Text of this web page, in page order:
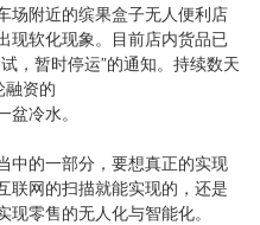
场附近的缤果盒子无人便利店
现软化现象。目前店内货品已
，暂时停运”的通知。持续数天
融资的
冷水。
中的一部分，要想真正的实现
联网的扫描就能实现的，还是
零售的无人化与智能化。